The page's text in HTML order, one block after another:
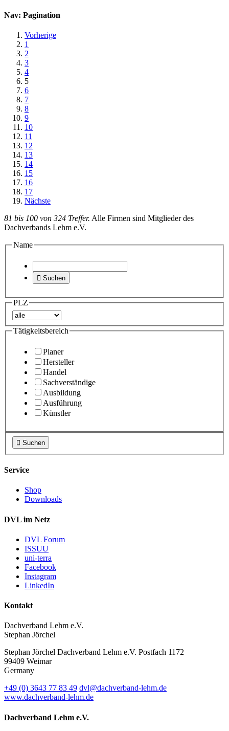
Nav: Pagination
Vorherige
1
2
3
4
5
6
7
8
9
10
11
12
13
14
15
16
17
Nächste
81 bis 100 von 324 Treffer. Alle Firmen sind Mitglieder des
Dachverbands Lehm e.V.
Name
 Suchen
PLZ
Tätigkeitsbereich
Planer
Hersteller
Handel
Sachverständige
Ausbildung
Ausführung
Künstler
 Suchen
Service
Shop
Downloads
DVL im Netz
DVL Forum
ISSUU
uni-terra
Facebook
Instagram
LinkedIn
Kontakt
Dachverband Lehm e.V.
Stephan Jörchel
Stephan Jörchel Dachverband Lehm e.V. Postfach 1172
99409 Weimar
Germany
+49 (0) 3643 77 83 49 dvl@dachverband-lehm.de
www.dachverband-lehm.de
Dachverband Lehm e.V.